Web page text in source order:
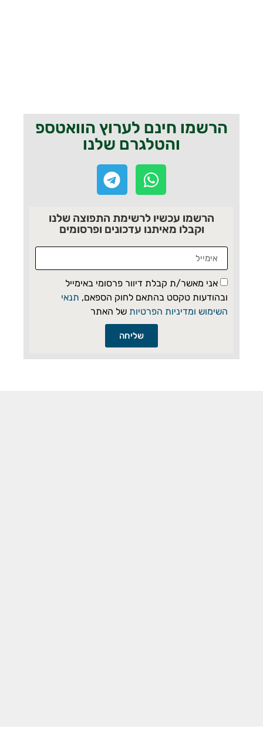
הרשמו חינם לערוץ הוואטספ
והטלגרם שלנו
הרשמו עכשיו לרשימת התפוצה שלנו
וקבלו מאיתנו עדכונים ופרסומים
אני מאשר/ת קבלת דיוור פרסומי באימייל
ובהודעות טקסט בהתאם לחוק הספאם, תנאי
השימוש ומדיניות הפרטיות של האתר
שליחה